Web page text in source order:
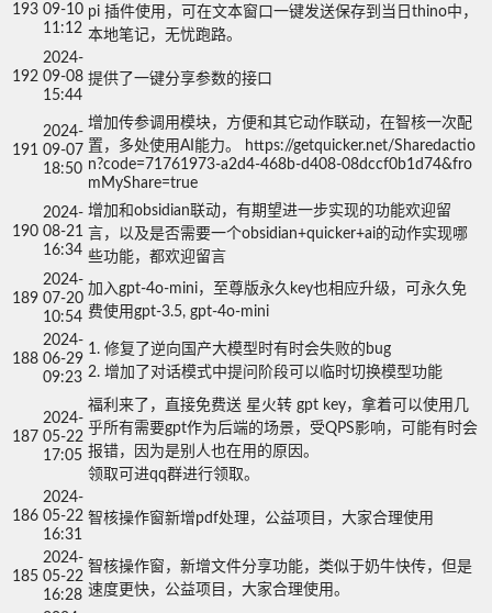
193 09-10
11:12
pi 插件使用，可在文本窗口一键发送保存到当日thino中，
本地笔记，无忧跑路。
192
2024-
09-08
15:44
提供了一键分享参数的接口
191
2024-
09-07
18:50
增加传参调用模块，方便和其它动作联动，在智核一次配
置，多处使用AI能力。 https://getquicker.net/Sharedactio
n?code=71761973-a2d4-468b-d408-08dccf0b1d74&fro
mMyShare=true
190
2024-
08-21
16:34
增加和obsidian联动，有期望进一步实现的功能欢迎留
言，以及是否需要一个obsidian+quicker+ai的动作实现哪
些功能，都欢迎留言
189
2024-
07-20
10:54
加入gpt-4o-mini，至尊版永久key也相应升级，可永久免
费使用gpt-3.5, gpt-4o-mini
188
2024-
06-29
09:23
1. 修复了逆向国产大模型时有时会失败的bug
2. 增加了对话模式中提问阶段可以临时切换模型功能
187
2024-
05-22
17:05
福利来了，直接免费送 星火转 gpt key，拿着可以使用几
乎所有需要gpt作为后端的场景，受QPS影响，可能有时会
报错，因为是别人也在用的原因。
186
2024-
05-22
16:31
智核操作窗新增pdf处理，公益项目，大家合理使用
185
2024-
05-22
16:28
智核操作窗，新增文件分享功能，类似于奶牛快传，但是
速度更快，公益项目，大家合理使用。